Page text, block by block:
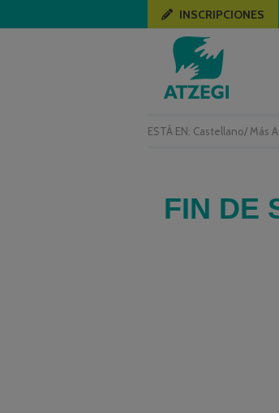
ESTÁ EN: Castellano/ Más
INSCRIPCIONES
FIN DE